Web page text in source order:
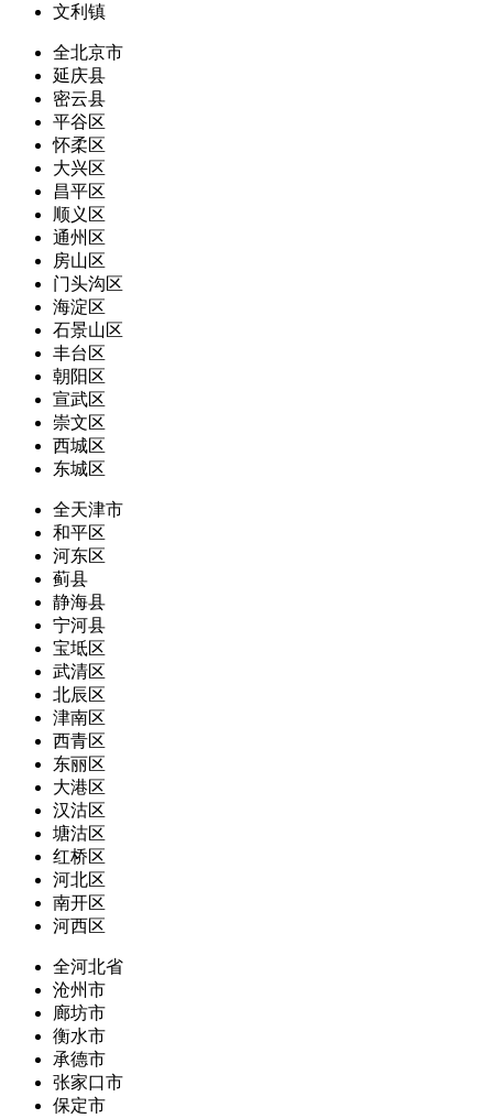
文利镇
全北京市
延庆县
密云县
平谷区
怀柔区
大兴区
昌平区
顺义区
通州区
房山区
门头沟区
海淀区
石景山区
丰台区
朝阳区
宣武区
崇文区
西城区
东城区
全天津市
和平区
河东区
蓟县
静海县
宁河县
宝坻区
武清区
北辰区
津南区
西青区
东丽区
大港区
汉沽区
塘沽区
红桥区
河北区
南开区
河西区
全河北省
沧州市
廊坊市
衡水市
承德市
张家口市
保定市